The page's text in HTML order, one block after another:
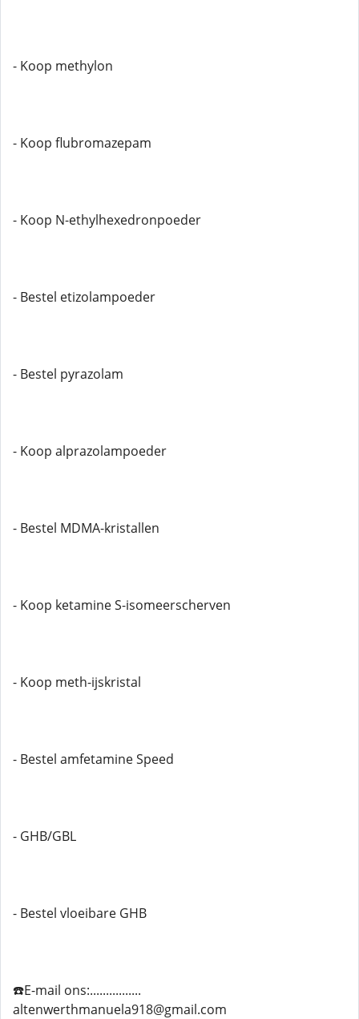
- Koop methylon
- Koop flubromazepam
- Koop N-ethylhexedronpoeder
- Bestel etizolampoeder
- Bestel pyrazolam
- Koop alprazolampoeder
- Bestel MDMA-kristallen
- Koop ketamine S-isomeerscherven
- Koop meth-ijskristal
- Bestel amfetamine Speed
- GHB/GBL
- Bestel vloeibare GHB
☎️E-mail ons:................
altenwerthmanuela918@gmail.com